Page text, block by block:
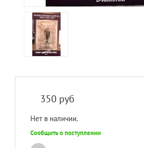
350 руб
Нет в наличии.
Сообщить о поступлении